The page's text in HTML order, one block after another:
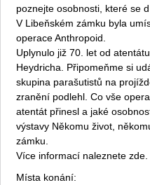
poznejte osobnosti, které se
V Libeňském zámku byla
operace Anthropoid.
Uplynulo již 70. let od
Heydricha. Připomeňme si
skupina parašutistů na
zranění podlehl. Co vše
atentát přinesl a jaké
výstavy Někomu život,
zámku.
Více informací naleznete zde.
Místa konání: